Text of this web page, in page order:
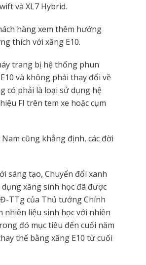
và XL7 Hybrid.
hàng xem thêm hướng
thích với xăng E10.
trang bị hệ thống phun
và không phải thay đổi về
có phải là loại sử dụng hệ
FI trên tem xe hoặc cụm
cũng khẳng định, các đời
sáng tạo, Chuyển đổi xanh
xăng sinh học đã được
TTg của Thủ tướng Chính
liệu sinh học với nhiên
đó mục tiêu đến cuối năm
thế bằng xăng E10 từ cuối